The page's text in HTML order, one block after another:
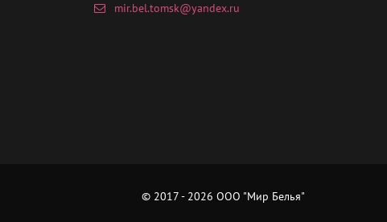
mir.bel.tomsk@yandex.ru
© 2017 - 2026 ООО "Мир Белья"